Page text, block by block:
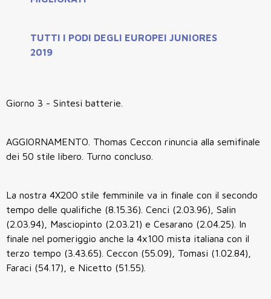
TUTTI I PODI DEGLI EUROPEI JUNIORES
2019
Giorno 3 - Sintesi batterie.
AGGIORNAMENTO. Thomas Ceccon rinuncia alla semifinale
dei 50 stile libero. Turno concluso.
La nostra 4X200 stile femminile va in finale con il secondo
tempo delle qualifiche (8.15.36). Cenci (2.03.96), Salin
(2.03.94), Masciopinto (2.03.21) e Cesarano (2.04.25). In
finale nel pomeriggio anche la 4x100 mista italiana con il
terzo tempo (3.43.65). Ceccon (55.09), Tomasi (1.02.84),
Faraci (54.17), e Nicetto (51.55).